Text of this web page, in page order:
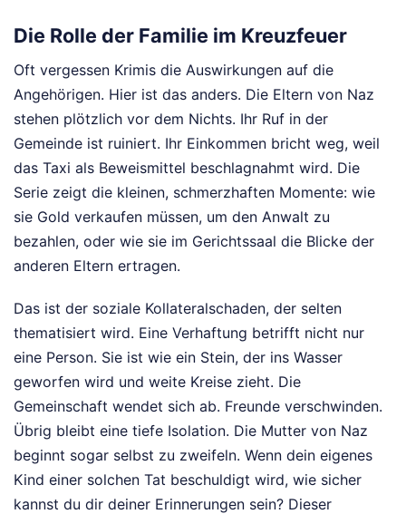
Die Rolle der Familie im Kreuzfeuer
Oft vergessen Krimis die Auswirkungen auf die
Angehörigen. Hier ist das anders. Die Eltern von Naz
stehen plötzlich vor dem Nichts. Ihr Ruf in der
Gemeinde ist ruiniert. Ihr Einkommen bricht weg, weil
das Taxi als Beweismittel beschlagnahmt wird. Die
Serie zeigt die kleinen, schmerzhaften Momente: wie
sie Gold verkaufen müssen, um den Anwalt zu
bezahlen, oder wie sie im Gerichtssaal die Blicke der
anderen Eltern ertragen.
Das ist der soziale Kollateralschaden, der selten
thematisiert wird. Eine Verhaftung betrifft nicht nur
eine Person. Sie ist wie ein Stein, der ins Wasser
geworfen wird und weite Kreise zieht. Die
Gemeinschaft wendet sich ab. Freunde verschwinden.
Übrig bleibt eine tiefe Isolation. Die Mutter von Naz
beginnt sogar selbst zu zweifeln. Wenn dein eigenes
Kind einer solchen Tat beschuldigt wird, wie sicher
kannst du dir deiner Erinnerungen sein? Dieser